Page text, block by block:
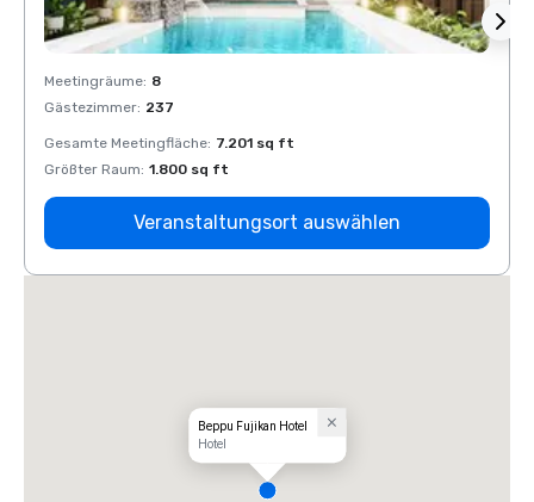
Meetingräume: 8
Gästezimmer: 237
Gesamte Meetingfläche: 7.201 sq ft
Größter Raum: 1.800 sq ft
Veranstaltungsort auswählen
Beppu Fujikan Hotel
Hotel